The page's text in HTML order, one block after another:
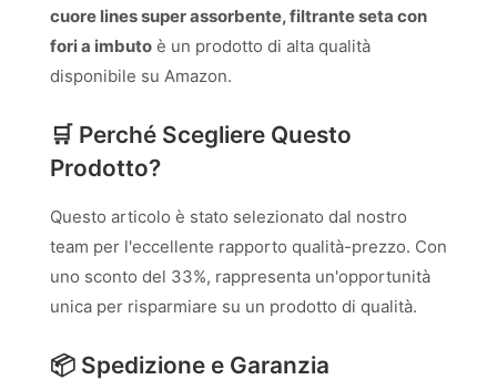
cuore lines super assorbente, filtrante seta con
fori a imbuto è un prodotto di alta qualità
disponibile su Amazon.
🛒 Perché Scegliere Questo
Prodotto?
Questo articolo è stato selezionato dal nostro
team per l'eccellente rapporto qualità-prezzo. Con
uno sconto del 33%, rappresenta un'opportunità
unica per risparmiare su un prodotto di qualità.
📦 Spedizione e Garanzia